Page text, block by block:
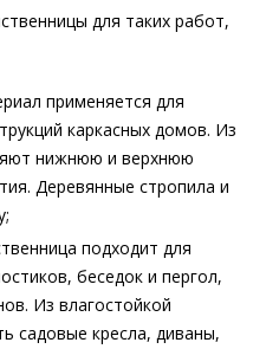
для таких работ,
применяется для
каркасных домов. Из
нижнюю и верхнюю
Деревянные стропила и
подходит для
беседок и пергол,
Из влагостойкой
садовые кресла, диваны,